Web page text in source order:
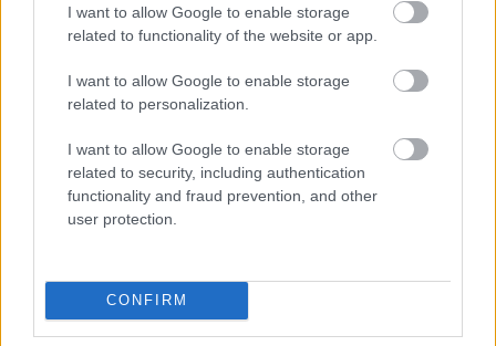
I want to allow Google to enable storage
related to functionality of the website or app.
I want to allow Google to enable storage
related to personalization.
I want to allow Google to enable storage
related to security, including authentication
functionality and fraud prevention, and other
user protection.
CONFIRM
Πέρα από τη Λισαβόνα: 10 μαγευτικοί προορισμοί
της Πορτογαλίας
Το καλά κρυμμένο μυστικό της Κρήτης: Το φαράγγι
των Αγίων και η μαγευτική παραλία στο Λιβυκό